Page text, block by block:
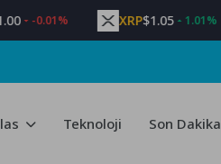
-0.01% XRP$1.05 1.01%
Teknoloji Son Dakika